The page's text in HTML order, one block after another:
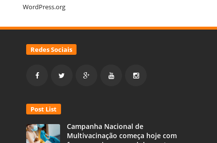
WordPress.org
Redes Sociais
Post List
Campanha Nacional de
Multivacinação começa hoje com